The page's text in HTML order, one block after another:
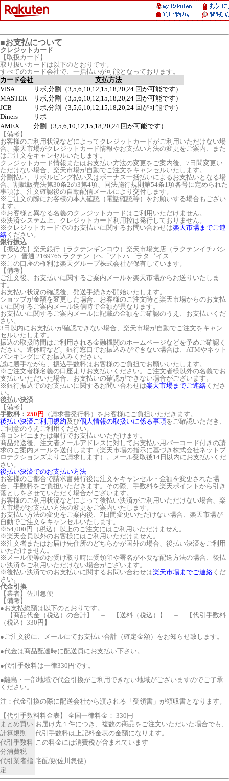
■お支払について
クレジットカード
【取扱カード】
取り扱いカードは以下のとおりです。
すべてのカード会社で、一括払いが可能となっております。
カード会社
支払方法
VISA
リボ,分割（3,5,6,10,12,15,18,20,24 回が可能です）
MASTER
リボ,分割（3,5,6,10,12,15,18,20,24 回が可能です）
JCB
リボ,分割（3,5,6,10,12,15,18,20,24 回が可能です）
Diners
リボ
AMEX
分割（3,5,6,10,12,15,18,20,24 回が可能です）
【備考】
お客様のご利用状況などによってクレジットカードがご利用いただけない場
合、楽天市場がクレジットカード情報やお支払い方法の変更をご案内、また
はご注文をキャンセルいたします。
クレジットカード情報またはお支払い方法の変更をご案内後、7日間変更い
ただけない場合、楽天市場が自動でご注文をキャンセルいたします。
分割払い、リボルビング払い又はボーナス一括払いによるお支払いとなる場
合、割賦販売法第30条2の3第4項、同法施行規則第54条1項各号に定められた
事項は、注文確認後の自動配信メールにより交付します。
※ご注文の際にお客様の本人確認（電話確認等）をお願いする場合もござい
ます。
※お客様と異なる名義のクレジットカードはご利用いただけません。
※決済システム上、クレジットカード利用控は発行しておりません。
※クレジットカードでのお支払いに関するお問い合わせは楽天市場までご連
絡 ください。
銀行振込
【振込先】楽天銀行（ラクテンギンコウ）楽天市場支店（ラクテンイチバシ
テン） 普通 2169765 ラクテン（ヘ゜ツトハ゜ラタ゛イス
※この口座の権利は楽天グループ株式会社が保有しています。
【備考】
ご注文後、お支払いに関するご案内メールを楽天市場からお送りいたしま
す。
お支払い状況の確認後、発送手続きが開始いたします。
ショップが金額を変更した場合、お客様のご注文時と楽天市場からのお支払
いに関するご案内メール送信時で金額が異なります。
お支払いに関するご案内メールに記載の金額をご確認のうえ、お支払いくだ
さい。
3日以内にお支払いが確認できない場合、楽天市場が自動でご注文をキャン
セルいたします。
振込の取扱時間はご利用される金融機関のホームページなどを予めご確認く
ださい。連休時など、銀行窓口でお振込みができない場合は、ATMやネット
バンキングにてお振込みください。
誠に勝手ながら、振込手数料はお客様のご負担でお願いいたします。
※ご注文者様名義の口座よりお支払いください。ご注文者様以外の名義でお
支払いいただいた場合、お支払いの確認ができない場合がございます。
※銀行振込でのお支払いに関するお問い合わせは楽天市場までご連絡 くださ
い。
後払い決済
【備考】
手数料： 250円
（請求書発行料）をお客様にご負担いただきます。
後払い決済ご利用規約及び個人情報の取扱いに係る事項をご確認いただき、
ご同意のうえご利用ください。
各コンビニまたは銀行でお支払いいただけます。
商品発送後、注文者メールアドレスに対してお支払い用バーコード付きの請
求のご案内メールを送付します（楽天市場の指示に基づき株式会社ネットプ
ロテクションズよりご請求します）。メール受取後14日以内にお支払いくだ
さい。
後払い決済でのお支払い方法
お客様のご都合で請求書発行後に注文をキャンセル・金額を変更された場
合、手数料をご負担いただきます。その際、手数料を楽天ポイントから引き
落としをさせていただく場合がございます。
お客様のご利用状況などによって後払い決済がご利用いただけない場合、楽
天市場がお支払い方法の変更をご案内いたします。
お支払い方法の変更をご案内後、7日間変更いただけない場合、楽天市場が
自動でご注文をキャンセルいたします。
※54,000円（税込）以上のご注文にはご利用いただけません。
※楽天会員以外のお客様にはご利用いただけません。
※注文者またはお届け先住所のどちらかが国外の場合、後払い決済をご利用
いただけません。
※メール便等のお受け取り時に受領印や署名が不要な配送方法の場合、後払
い決済をご利用いただけない場合がございます。
※後払い決済でのお支払いに関するお問い合わせは楽天市場までご連絡 くだ
さい。
代金引換
【業者】佐川急便
【備考】
●お支払総額は以下のとおりです。
【商品代金（税込）の合計】 ＋ 【送料（税込）】 ＋ 【代引手数料
（税込）330円】
●ご注文後に、メールにてお支払い合計（確定金額）をお知らせ致します。
●代金は商品配達時に配送員にお支払い下さい。
●代引手数料は一律330円です。
●離島・一部地域で代金引換がご利用できない地域がございますのでご了承
ください。
注：代金引換の際に配送会社から渡される「受領書」が領収書となります。
【代引手数料料金表】 全国一律料金： 330円
まとめ買い
計算規則
お届け先１件につき、複数の商品をご注文いただいた場合でも、
代引手数料は上記料金表の金額になります。
代引手数料
分消費税
この料金には消費税が含まれています
代引業者指
定
宅配便(佐川急便)